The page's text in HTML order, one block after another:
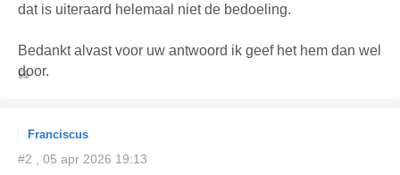
dat is uiteraard helemaal niet de bedoeling.
Bedankt alvast voor uw antwoord ik geef het hem dan wel
door.
Franciscus
#2 , 05 apr 2026 19:13